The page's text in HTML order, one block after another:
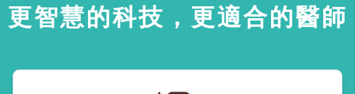
更智慧的科技，更適合的醫師